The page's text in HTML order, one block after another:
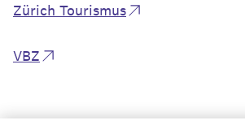
Zürich Tourismus
VBZ